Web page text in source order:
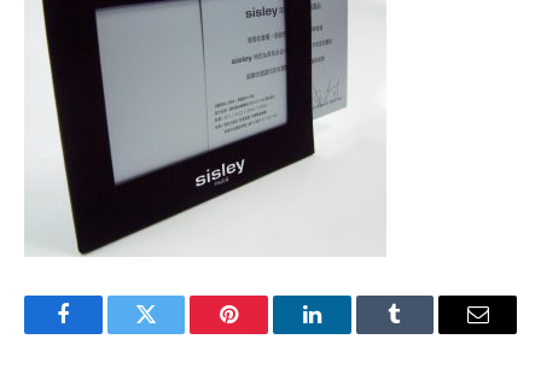
FacebookTwitter Pinterest LinkedInTumblr Email